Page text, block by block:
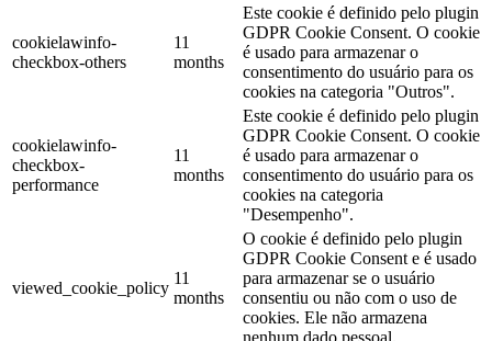
cookielawinfo-
checkbox-others
11
months
Este cookie é definido pelo plugin
GDPR Cookie Consent. O cookie
é usado para armazenar o
consentimento do usuário para os
cookies na categoria "Outros".
cookielawinfo-
checkbox-
performance
11
months
Este cookie é definido pelo plugin
GDPR Cookie Consent. O cookie
é usado para armazenar o
consentimento do usuário para os
cookies na categoria
"Desempenho".
viewed_cookie_policy
11
months
O cookie é definido pelo plugin
GDPR Cookie Consent e é usado
para armazenar se o usuário
consentiu ou não com o uso de
cookies. Ele não armazena